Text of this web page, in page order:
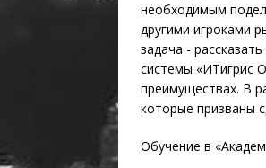
необходимым
другими игроками
задача -
системы «ИТигрис
преимуществах. В
которые призваны
Обучение в